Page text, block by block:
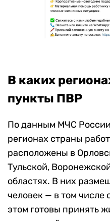
В каких
пункты ПВР
По данным МЧС России
регионах страны
расположены в
Тульской,
областях. В них
человек — в том
этом готовы принять